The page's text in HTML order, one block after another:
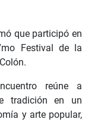
que participó en
Festival de la
reúne a
tradición en un
y arte popular,